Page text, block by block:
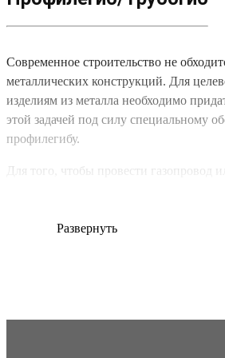
Современное строительство не
металлических конструкций. Для
изделиям из металла необходимо
этой задачей под силу специальному
профилегибу.
Для того, чтобы провести газопровод
необходимость добиться изогнутых
углами.
Развернуть